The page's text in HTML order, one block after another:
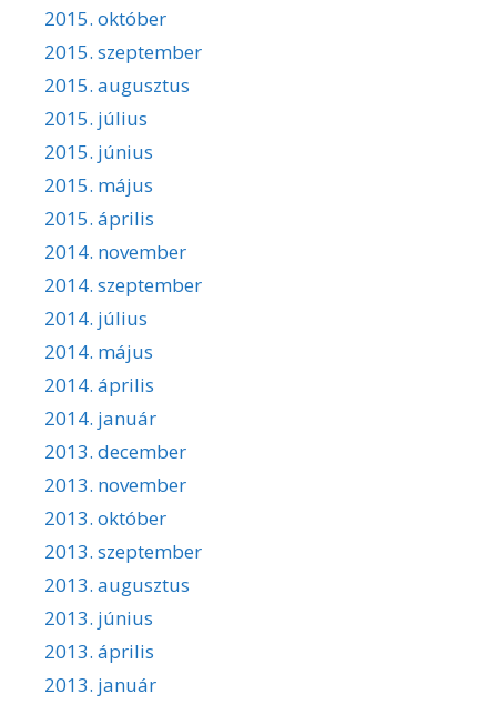
2015. október
2015. szeptember
2015. augusztus
2015. július
2015. június
2015. május
2015. április
2014. november
2014. szeptember
2014. július
2014. május
2014. április
2014. január
2013. december
2013. november
2013. október
2013. szeptember
2013. augusztus
2013. június
2013. április
2013. január